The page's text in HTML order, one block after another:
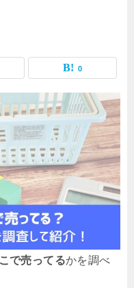
0
で売ってるかを調べ